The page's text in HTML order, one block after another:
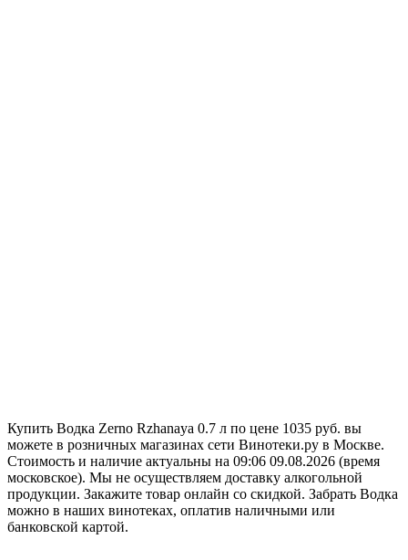
Купить Водка Zerno Rzhanaya 0.7 л по цене 1035 руб. вы
можете в розничных магазинах сети Винотеки.ру в Москве.
Стоимость и наличие актуальны на 09:06 09.08.2026 (время
московское). Мы не осуществляем доставку алкогольной
продукции. Закажите товар онлайн со скидкой. Забрать Водка
можно в наших винотеках, оплатив наличными или
банковской картой.